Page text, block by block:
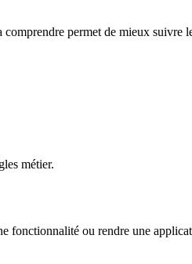
permet de mieux suivre
métier.
fonctionnalité ou rendre une